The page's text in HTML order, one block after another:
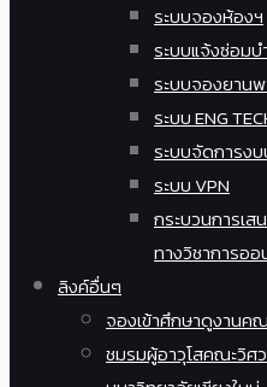
ระบบจองห้องฯ
ระบบแจ้งซ่อมบ
ระบบจองยาน
ระบบ ENG
ระบบจัดการง
ระบบ VPN
กระบวนการเ
ทางวิชาการออ
ลิงค์อื่นๆ
จองเข้าศึกษาดูงานค
ชมรมผู้อาวุโสคณะวิศ